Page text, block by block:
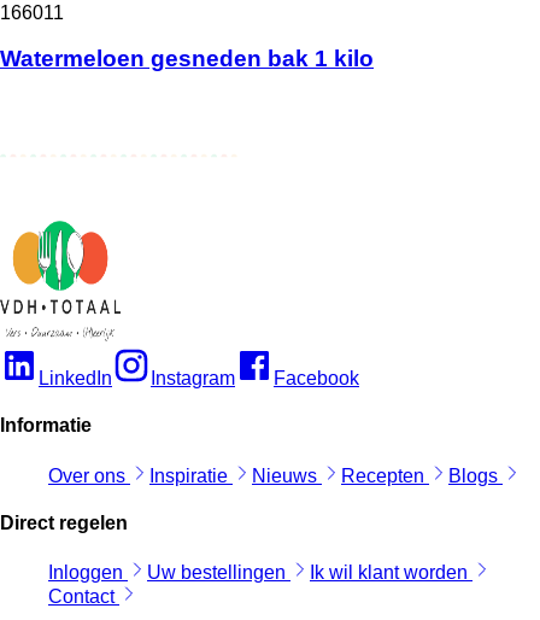
166011
Watermeloen gesneden bak 1 kilo
LinkedIn Instagram Facebook
Informatie
Over ons Inspiratie Nieuws Recepten Blogs
Direct regelen
Inloggen Uw bestellingen
Ik wil klant worden
Contact